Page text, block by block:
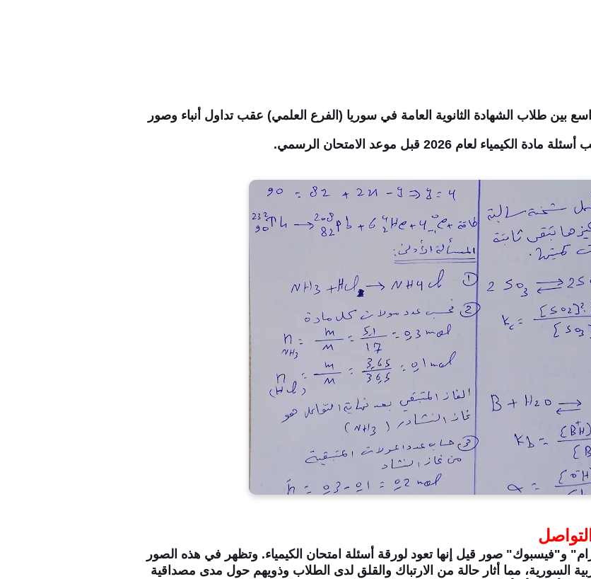
بين طلاب الشهادة الثانوية العامة في سوريا (الفرع العلمي) عقب تداول أنباء وصور
2026 قبل موعد الامتحان الرسمي.
و"فيسبوك" صور قيل إنها تعود لورقة أسئلة امتحان الكيمياء. وتظهر في هذه الصور
السورية، مما أثار حالة من الارتباك والقلق لدى الطلاب وذويهم حول مدى مصداقية